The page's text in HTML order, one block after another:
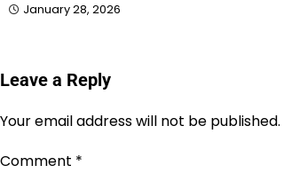
January 28, 2026
Leave a Reply
Your email address will not be published.
Comment *